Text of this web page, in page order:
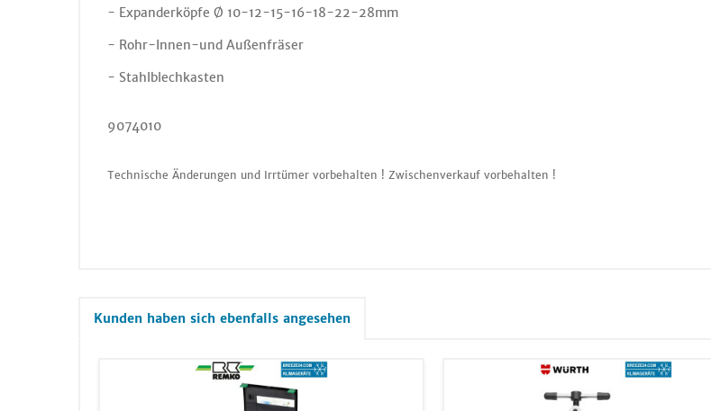
- Expanderköpfe Ø 10-12-15-16-18-22-28mm
- Rohr-Innen-und Außenfräser
- Stahlblechkasten
9074010
Technische Änderungen und Irrtümer vorbehalten ! Zwischenverkauf vorbehalten !
Kunden haben sich ebenfalls angesehen